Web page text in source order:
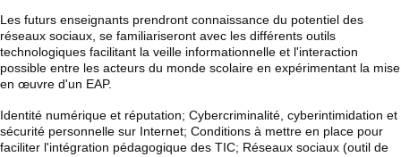
Les futurs enseignants prendront connaissance du potentiel des
réseaux sociaux, se familiariseront avec les différents outils
technologiques facilitant la veille informationnelle et l'interaction
possible entre les acteurs du monde scolaire en expérimentant la mise
en œuvre d'un EAP.
Identité numérique et réputation; Cybercriminalité, cyberintimidation et
sécurité personnelle sur Internet; Conditions à mettre en place pour
faciliter l'intégration pédagogique des TIC; Réseaux sociaux (outil de